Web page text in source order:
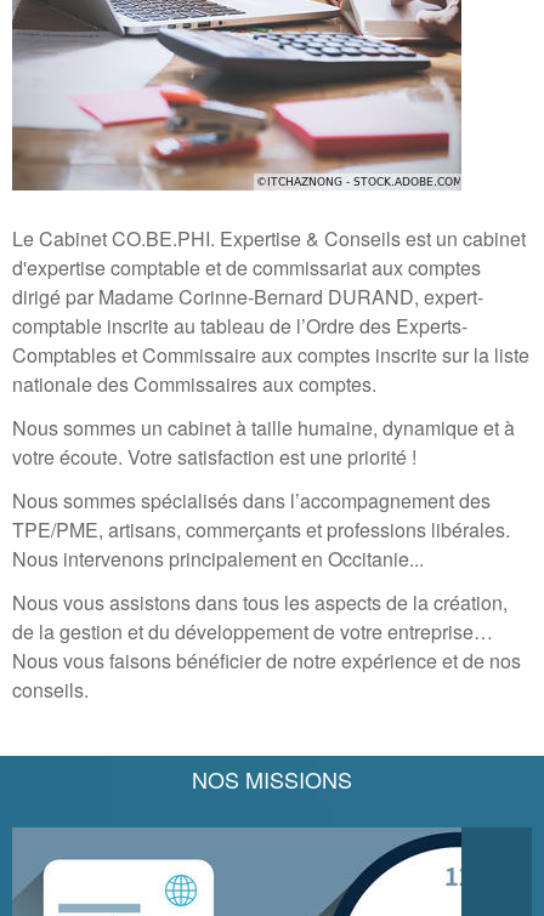
Le Cabinet CO.BE.PHI. Expertise & Conseils est un cabinet
d'expertise comptable et de commissariat aux comptes
dirigé par Madame Corinne-Bernard DURAND, expert-
comptable inscrite au tableau de l’Ordre des Experts-
Comptables et Commissaire aux comptes inscrite sur la liste
nationale des Commissaires aux comptes.
Nous sommes un cabinet à taille humaine, dynamique et à
votre écoute. Votre satisfaction est une priorité !
Nous sommes spécialisés dans l’accompagnement des
TPE/PME, artisans, commerçants et professions libérales.
Nous intervenons principalement en Occitanie...
Nous vous assistons dans tous les aspects de la création,
de la gestion et du développement de votre entreprise…
Nous vous faisons bénéficier de notre expérience et de nos
conseils.
NOS MISSIONS